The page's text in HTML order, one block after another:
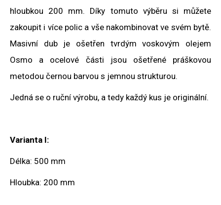
hloubkou 200 mm. Díky tomuto výběru si můžete
zakoupit i více polic a vše nakombinovat ve svém bytě.
Masivní dub je ošetřen tvrdým voskovým olejem
Osmo a ocelové části jsou ošetřené práškovou
metodou černou barvou s jemnou strukturou.
Jedná se o ruční výrobu, a tedy každý kus je originální.
Varianta I:
Délka: 500 mm
Hloubka: 200 mm